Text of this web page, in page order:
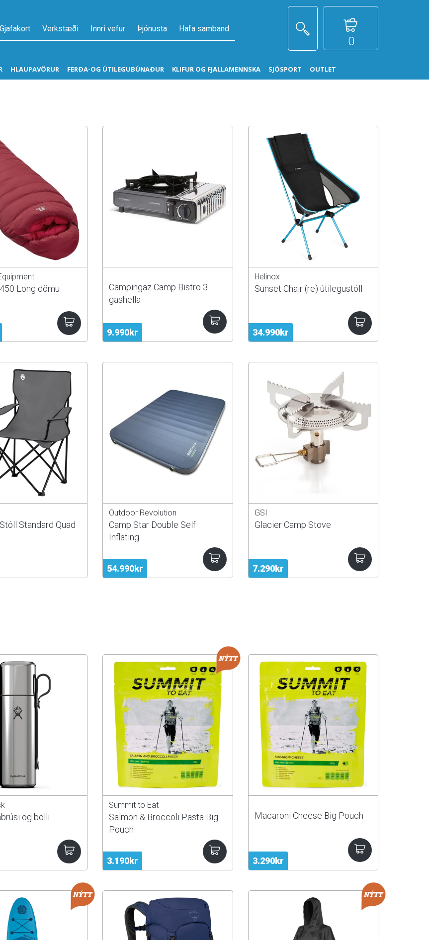
Gjafakort Verkstæði Innri vefur Þjónusta Hafa samband
HLAUPAVÖRUR FERÐA-OG ÚTILEGUBÚNAÐUR KLIFUR OG FJALLAMENNSKA SJÓSPORT OUTLET
0
Long dömu
9.990kr
Campingaz Camp Bistro 3
gashella
34.990kr
Helinox
Sunset Chair (re) útilegustóll
Standard Quad
54.990kr
Outdoor Revolution
Camp Star Double Self
Inflating
7.290kr
GSI
Glacier Camp Stove
og bolli
3.190kr
Summit to Eat
Salmon & Broccoli Pasta Big
Pouch
3.290kr
Macaroni Cheese Big Pouch